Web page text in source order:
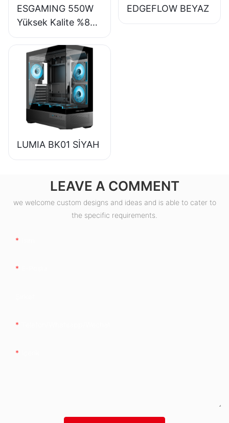
ESGAMING 550W
Yüksek Kalite %85
Verimlilik 80+
Bronze Masaüstü
Bilgisayar Güç
Kaynağı ESB550W
EDGEFLOW BEYAZ
LUMIA BK01 SİYAH
LEAVE A COMMENT
we welcome custom designs and ideas and is able to cater to
the specific requirements.